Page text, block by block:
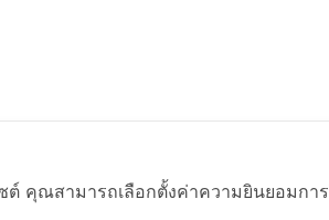
ต์ คุณสามารถเลือกตั้งค่าความยินยอมก